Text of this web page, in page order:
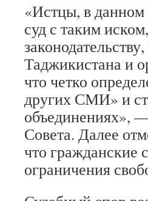
«Истцы, в данном
суд с таким
Таджикистана и
что четко
других СМИ» и
объединениях»,
Совета. Далее
что гражданские
ограничения